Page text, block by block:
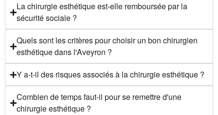
La chirurgie esthétique est-elle remboursée par la
sécurité sociale ?
Quels sont les critères pour choisir un bon chirurgien
esthétique dans l'Aveyron ?
Y a-t-il des risques associés à la chirurgie esthétique ?
Combien de temps faut-il pour se remettre d'une
chirurgie esthétique ?